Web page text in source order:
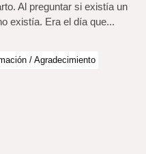
Al preguntar si existía un
existía. Era el día que...
/ Agradecimiento